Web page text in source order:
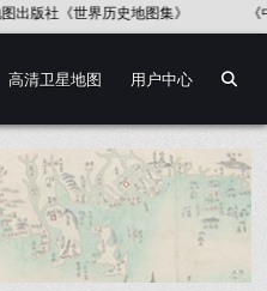
37幅 《第一次世界大战地图集(
高清卫星地图 用户中心